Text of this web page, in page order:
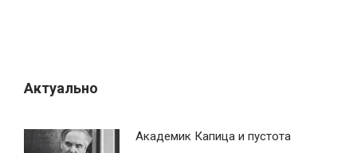
Актуально
Академик Капица и пустота